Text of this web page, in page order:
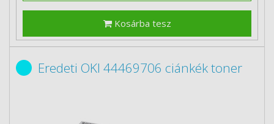
Kosárba tesz
Eredeti OKI 44469706 ciánkék toner